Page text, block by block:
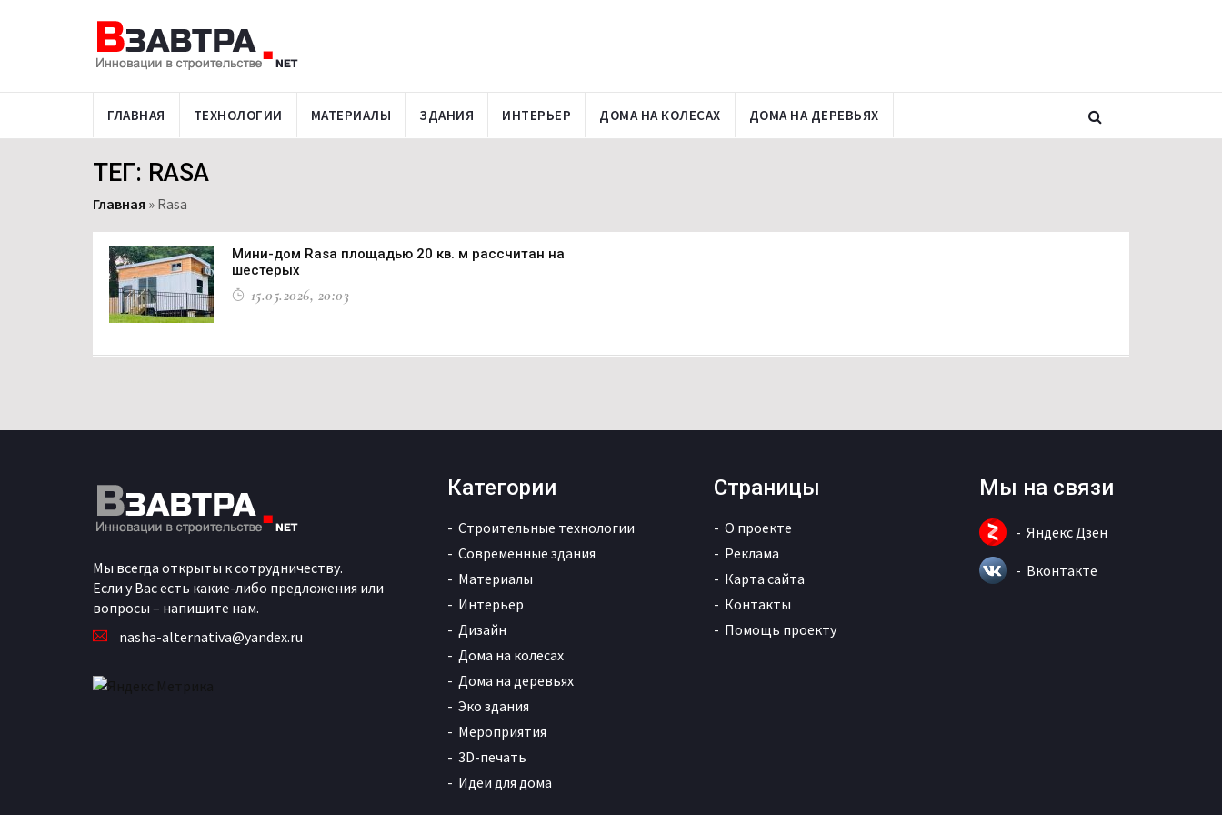
ГЛАВНАЯ ТЕХНОЛОГИИ МАТЕРИАЛЫ ЗДАНИЯ ИНТЕРЬЕР ДОМА НА КОЛЕСАХ ДОМА НА ДЕРЕВЬЯХ
ТЕГ: RASA
Главная » Rasa
Мини-дом Rasa площадью 20 кв. м рассчитан на
шестерых
15.05.2026, 20:03
Мы всегда открыты к сотрудничеству.
Если у Вас есть какие-либо предложения или
вопросы – напишите нам.
nasha-alternativa@yandex.ru
Категории
Строительные технологии
Современные здания
Материалы
Интерьер
Дизайн
Дома на колесах
Дома на деревьях
Эко здания
Мероприятия
3D-печать
Идеи для дома
Страницы
О проекте
Реклама
Карта сайта
Контакты
Помощь проекту
Мы на связи
Яндекс Дзен
Вконтакте